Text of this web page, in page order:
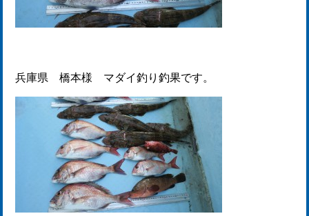
兵庫県 橋本様 マダイ釣り釣果です。